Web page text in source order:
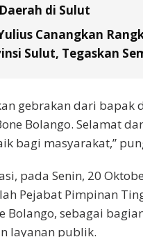
di Sulut
Canangkan
Sulut, Tegaskan
gebrakan dari
Bolango. Selamat
bagi masyarakat,”
pada Senin, 20
Pejabat Pimpinan
Bolango, sebagai
layanan publik.